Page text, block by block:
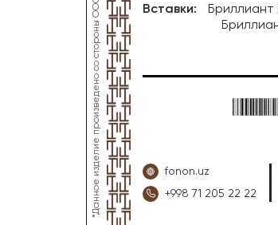
Вставки:
Бриллиант
fonon.uz
+998 71 205 22 22